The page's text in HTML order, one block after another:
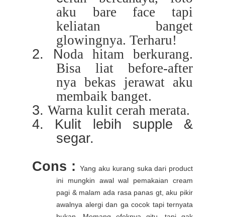
aku bare face tapi
keliatan banget
glowingnya. Terharu!
2. Noda
hitam berkurang.
Bisa liat before-after
nya bekas jerawat aku
membaik banget.
3. Warna kulit cerah merata.
4. Kulit lebih supple &
segar.
Cons :Yang aku kurang suka dari product
ini mungkin awal wal pemakaian cream
pagi & malam ada rasa panas gt, aku pikir
awalnya alergi dan ga cocok tapi ternyata